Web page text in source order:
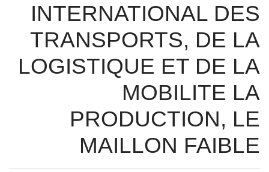
INTERNATIONAL DES
TRANSPORTS, DE LA
LOGISTIQUE ET DE LA
MOBILITE LA
PRODUCTION, LE
MAILLON FAIBLE